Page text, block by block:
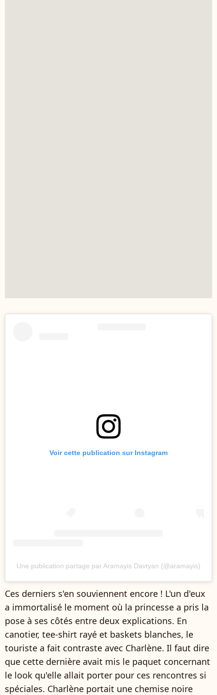
Voir cette publication sur Instagram
Une publication partage par Aramayis Davtyan (@aramayis)
Ces derniers s'en souviennent encore ! L'un d'eux
a immortalisé le moment où la princesse a pris la
pose à ses côtés entre deux explications. En
canotier, tee-shirt rayé et baskets blanches, le
touriste a fait contraste avec Charlène. Il faut dire
que cette dernière avait mis le paquet concernant
le look qu'elle allait porter pour ces rencontres si
spéciales. Charlène portait une chemise noire